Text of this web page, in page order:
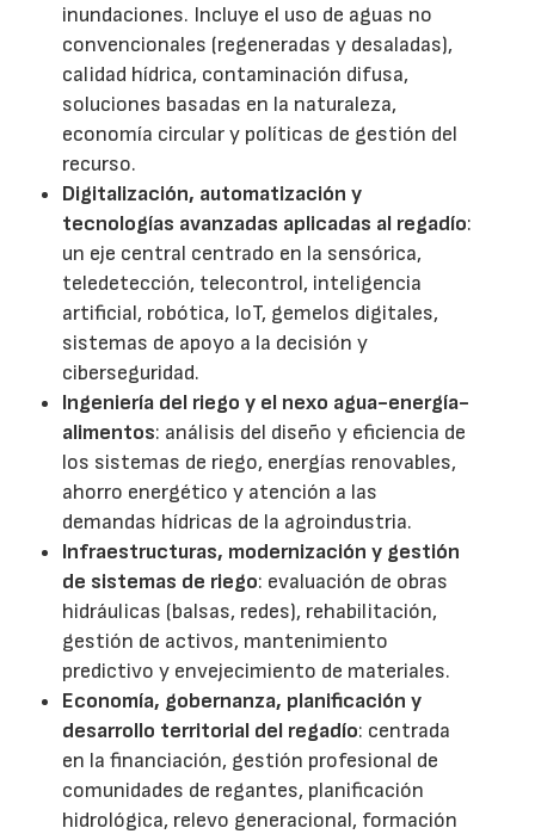
inundaciones. Incluye el uso de aguas no
convencionales (regeneradas y desaladas),
calidad hídrica, contaminación difusa,
soluciones basadas en la naturaleza,
economía circular y políticas de gestión del
recurso.
Digitalización, automatización y
tecnologías avanzadas aplicadas al regadío:
un eje central centrado en la sensórica,
teledetección, telecontrol, inteligencia
artificial, robótica, IoT, gemelos digitales,
sistemas de apoyo a la decisión y
ciberseguridad.
Ingeniería del riego y el nexo agua-energía-
alimentos: análisis del diseño y eficiencia de
los sistemas de riego, energías renovables,
ahorro energético y atención a las
demandas hídricas de la agroindustria.
Infraestructuras, modernización y gestión
de sistemas de riego: evaluación de obras
hidráulicas (balsas, redes), rehabilitación,
gestión de activos, mantenimiento
predictivo y envejecimiento de materiales.
Economía, gobernanza, planificación y
desarrollo territorial del regadío: centrada
en la financiación, gestión profesional de
comunidades de regantes, planificación
hidrológica, relevo generacional, formación